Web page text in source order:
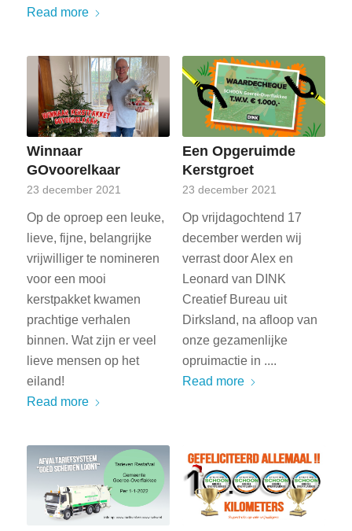
Read more
Winnaar
GOvoorelkaar
23 december 2021
Op de oproep een leuke,
lieve, fijne, belangrijke
vrijwilliger te nomineren
voor een mooi
kerstpakket kwamen
prachtige verhalen
binnen. Wat zijn er veel
lieve mensen op het
eiland!
Read more
Een Opgeruimde
Kerstgroet
23 december 2021
Op vrijdagochtend 17
december werden wij
verrast door Alex en
Leonard van DINK
Creatief Bureau uit
Dirksland, na afloop van
onze gezamenlijke
opruimactie in ....
Read more